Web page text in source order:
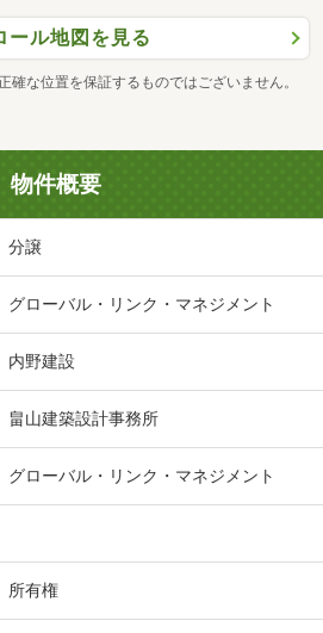
ール地図を見る
確な位置を保証するものではございません。
物件概要
分譲
グローバル・リンク・マネジメント
内野建設
畠山建築設計事務所
グローバル・リンク・マネジメント
所有権